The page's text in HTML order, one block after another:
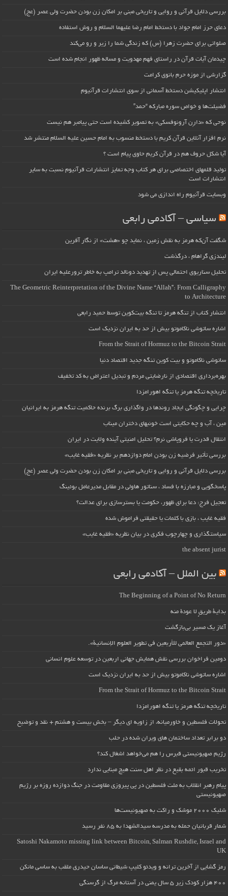
بررسی دلایل قرآنی و روایی و تاریخی مبنی بر امکان زن بودن حضرت ولی عصر (عج)
دعای حرز امام جواد با دستخط امام رضا علیهما السلام و روش استفاده
صلواتی برای حضرت زهرا (س) که زندگی شما را زیر و رو می‌کند
چیدمان آیات قرآن در راستای فهم مهدویت و مساله ظهور انجام شده است
گزارشی از موزه حرم بانوی کرامت
انتشار اپلیکیشن دستخط آسمانی از سوی انتشارات قرآنیوم
فضیلت‌ها و خواص سوره مبارکه “حمد”
نوحی که «دارِن آرونوفسکی» به تصویر کشیده است حتی پیامبر هم نیست
نرم افزار آنلاین قرآن کریم با دستخط منسوب به امام حسین علیه السلام منتشر شد
آیا شکل حروف هم در قرآن کریم حاوی پیام است ؟
تولید قلمهای اختصاصی برای هر کتاب وجه تمایز انتشارات قرآنیوم نسبت به سایر
انتشارات است
وبسایت قرآنیوم راه اندازی می شود
سیاسی – آکادمی رابعی
شگفت آن‌که هرمز به نقش زمین ، نماید چو «هشت» از نگار آفرین
لیندزی گراهام ، درگذشت
تحلیل سناریوی احتمالی پس از تهدید دونالد ترامپ به خاطر ترورعلیه ایران
The Geometric Reinterpretation of the Divine Name “Allah”: From Calligraphy
to Architecture
انتشار کتاب از تنگه هرمز تا تنگه بیت‌کوین توسط حمید رابعی
اشاره ساتوشی ناکاموتو بیش از حد به ایران نزدیک است
From the Strait of Hormuz to the Bitcoin Strait
ساتوشی ناکاموتو و بیت کوین تنگه جدید اقتصاد دنیا
بهره‌برداری اقتصادی از نارضایتی مردم و تبدیل اعتراض به کد تخفیف
تاریخچه تنگه هرمز یا تنگه اهورامزدا
چرایی و چگونگی ایجاد روندها در واگذاری برگ برنده حاکمیت تنگه هرمز به ایرانیان
مین ، آب و چه حکایتی است خونبهای دختران میناب
انتقال قدرت یا فروپاشی نرم؟ تحلیل امنیتی آینده ولایت در ایران
بررسی تأثیر فرضیه زن بودن امام دوازدهم بر نظریه «فقیه غایب»
بررسی دلایل قرآنی و روایی و تاریخی مبنی بر امکان زن بودن حضرت ولی عصر (عج)
پاسخگویی و مبارزه با فساد ، سناتور هاولی در مقابل مدیرعامل بوئینگ
تعجیل فرج: دعا برای ظهور، حکومت یا بسترسازی برای عدالت؟
فقیه غایب ، بازی با کلمات یا حقیقتی فراموش شده
سیاستگذاری و چهارچوب فکری در بیان نظریه «فقیه غایب»
the absent jurist
بین الملل – آکادمی رابعی
The Beginning of a Point of No Return
بداية طريقٍ لا عودة منه
آغاز یک مسیر بی‌بازگشت
«دور التجمع العالمي للأربعين في تطوير العلوم الإنسانية».
دومین فراخوان بررسی نقش همایش جهانی اربعین در توسعه علوم انسانی
اشاره ساتوشی ناکاموتو بیش از حد به ایران نزدیک است
From the Strait of Hormuz to the Bitcoin Strait
تاریخچه تنگه هرمز یا تنگه اهورامزدا
تحولات فلسطین و خاورمیانه، از زاویه ای دیگر – بخش بیست و هشتم + نقد و توضیح
دو برابر تعداد ساختمان های ویران شده در حلب
رژیم صهیونیستی قبرس را هم می‌خواهد اشغال کند؟
تخریب قبور ائمه بقیع در نظر اهل سنت هیچ مبنایی ندارد
پیام رهبر انقلاب به ملت فلسطین در پی پیروزی مقاومت در جنگ دوازده روزه بر رژیم
صهیونیستی
شلیک ۲۰۰۰ موشک و راکت به صهیونیست‌ها
شمار قربانیان حمله به مدرسه سیدالشهدا به ۸۵ نفر رسید
Satoshi Nakamoto missing link between Bitcoin, Salman Rushdie, Israel and
UK
رمز گشایی از آخرین ترانه و ویدئو کلیپ شیطانی ساسان حیدری ملقب به ساسی مانکن
۴۰۰ هزار کودک زیر ۵ سال یمنی در آستانه مرگ از گرسنگی